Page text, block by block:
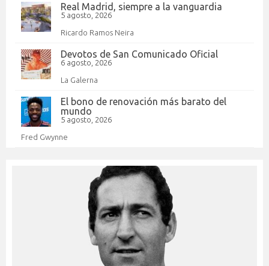
Real Madrid, siempre a la vanguardia
5 agosto, 2026
Ricardo Ramos Neira
Devotos de San Comunicado Oficial
6 agosto, 2026
La Galerna
El bono de renovación más barato del
mundo
5 agosto, 2026
Fred Gwynne